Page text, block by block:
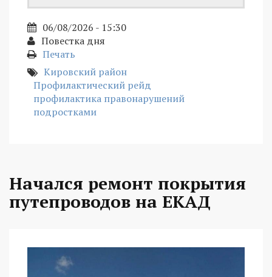
06/08/2026 - 15:30
Повестка дня
Печать
Кировский район
Профилактический рейд
профилактика правонарушений
подростками
Начался ремонт покрытия
путепроводов на ЕКАД